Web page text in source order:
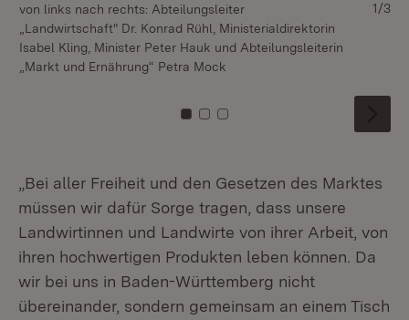
von links nach rechts: Abteilungsleiter
„Landwirtschaft" Dr. Konrad Rühl, Ministerialdirektorin
Isabel Kling, Minister Peter Hauk und Abteilungsleiterin
„Markt und Ernährung“ Petra Mock
Zu Kachel: 0
Zu Kachel: 1
Zu Kachel: 2
1/3
„Bei aller Freiheit und den Gesetzen des Marktes
müssen wir dafür Sorge tragen, dass unsere
Landwirtinnen und Landwirte von ihrer Arbeit, von
ihren hochwertigen Produkten leben können. Da
wir bei uns in Baden-Württemberg nicht
übereinander, sondern gemeinsam an einem Tisch